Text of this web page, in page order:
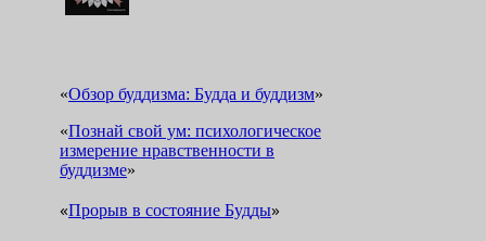
«Обзор буддизма: Будда и буддизм»
«Познай свой ум: психологическое
измерение нравственности в
буддизме»
«Прорыв в состояние Будды»